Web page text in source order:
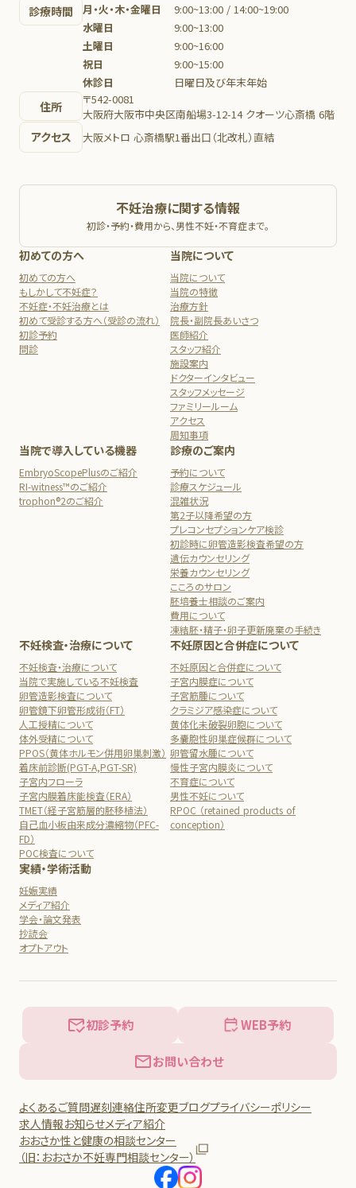
診療時間 月・火・木・金曜日
9:00~13:00 / 14:00~19:00
水曜日
9:00~13:00
土曜日
9:00~16:00
祝日
9:00~15:00
休診日
日曜日及び年末年始
住所
〒542-0081
大阪府大阪市中央区南船場3-12-14 クオーツ心斎橋 6階
アクセス 大阪メトロ 心斎橋駅1番出口（北改札）直結
不妊治療に関する情報
初診・予約・費用から、男性不妊・不育症まで。
初めての方へ
初めての方へ
もしかして不妊症？
不妊症・不妊治療とは
初めて受診する方へ（受診の流れ）
初診予約
問診
当院について
当院について
当院の特徴
治療方針
院長・副院長あいさつ
医師紹介
スタッフ紹介
施設案内
ドクターインタビュー
スタッフメッセージ
ファミリールーム
アクセス
周知事項
当院で導入している機器
EmbryoScopePlusのご紹介
RI-witness™のご紹介
trophon®2のご紹介
診療のご案内
予約について
診療スケジュール
混雑状況
第2子以降希望の方
プレコンセプションケア検診
初診時に卵管造影検査希望の方
遺伝カウンセリング
栄養カウンセリング
こころのサロン
胚培養士相談のご案内
費用について
凍結胚・精子・卵子更新廃棄の手続き
不妊検査・治療について
不妊検査・治療について
当院で実施している不妊検査
卵管造影検査について
卵管鏡下卵管形成術（FT）
人工授精について
体外受精について
PPOS（黄体ホルモン併用卵巣刺激）
着床前診断(PGT-A,PGT-SR)
子宮内フローラ
子宮内膜着床能検査（ERA）
TMET（経子宮筋層的胚移植法）
自己血小板由来成分濃縮物（PFC-
FD）
POC検査について
不妊原因と合併症について
不妊原因と合併症について
子宮内膜症について
子宮筋腫について
クラミジア感染症について
黄体化未破裂卵胞について
多嚢胞性卵巣症候群について
卵管留水腫について
慢性子宮内膜炎について
不育症について
男性不妊について
RPOC （retained products of
conception）
実績・学術活動
妊娠実績
メディア紹介
学会・論文発表
抄読会
オプトアウト
初診予約 WEB予約
お問い合わせ
よくあるご質問遅刻連絡住所変更ブログプライバシーポリシー
求人情報お知らせメディア紹介
おおさか性と健康の相談センター
（旧：おおさか不妊専門相談センター）